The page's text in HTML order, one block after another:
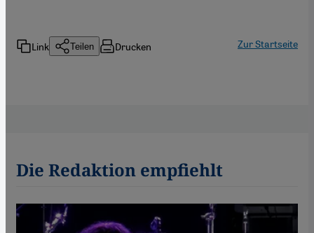
Link Teilen Drucken Zur Startseite
Die Redaktion empfiehlt